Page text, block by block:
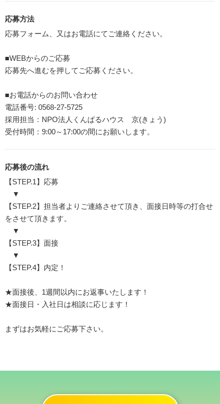
応募方法
応募フォーム、又はお電話にてご連絡ください。
■WEBからのご応募
応募先へ進むを押してご応募ください。
■お電話からのお問い合わせ
電話番号: 0568-27-5725
採用担当：NPO法人くんぱるハウス 京(きょう)
受付時間：9:00～17:00の間にお願いします。
応募後の流れ
【STEP.1】応募
▼
【STEP.2】担当者よりご連絡させて頂き、面接日時等の打合せ
をさせて頂きます。
▼
【STEP.3】面接
▼
【STEP.4】内定！
★面接後、1週間以内にお返事いたします！
★面接日・入社日は相談に応じます！
まずはお気軽にご応募下さい。